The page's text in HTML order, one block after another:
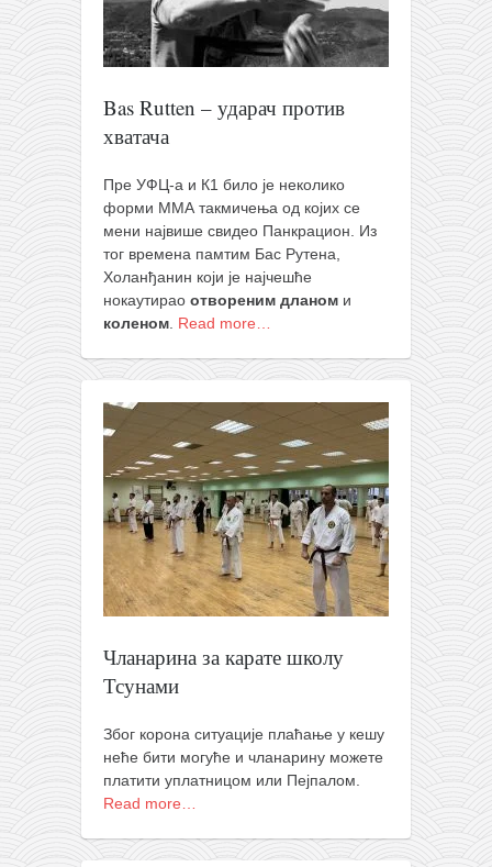
контакт
Bas Rutten – ударач против
хватача
Пре УФЦ-а и К1 било је неколико
форми ММА такмичења од којих се
мени највише свидео Панкрацион. Из
тог времена памтим Бас Рутена,
Холанђанин који је најчешће
нокаутирао отвореним дланом и
коленом Read more…
Чланарина за карате школу
Тсунами
Због корона ситуације плаћање у кешу
неће бити могуће и чланарину можете
платити уплатницом или Пејпалом.
Read more…